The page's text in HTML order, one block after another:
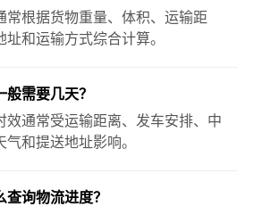
常根据货物重量、体积、运输距
址和运输方式综合计算。
般需要几天？
效通常受运输距离、发车安排、中
气和提送地址影响。
查询物流进度？